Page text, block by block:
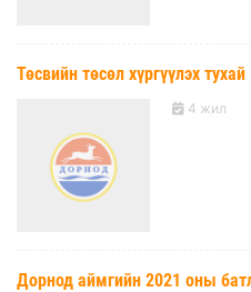
Төсвийн төсөл хүргүүлэх тухай
4 жил
Дорнод аймгийн 2021 оны